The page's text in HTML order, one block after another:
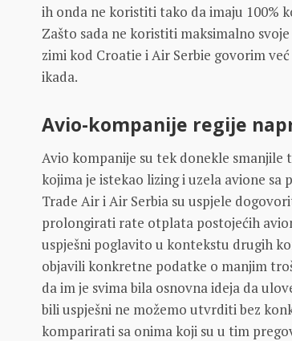
ih onda ne koristiti tako da imaju 100%
Zašto sada ne koristiti maksimalno
zimi kod Croatie i Air Serbie govorim
ikada.
Avio-kompanije regije
Avio kompanije su tek donekle smanjile
kojima je istekao lizing i uzela avione
Trade Air i Air Serbia su uspjele
prolongirati rate otplata postojećih
uspješni poglavito u kontekstu drugih
objavili konkretne podatke o manjim
da im je svima bila osnovna ideja da
bili uspješni ne možemo utvrditi bez
komparirati sa onima koji su u tim